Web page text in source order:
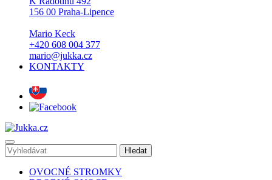
156 00 Praha-Lipence
Mario Keck
+420 608 004 377
mario@jukka.cz
KONTAKTY
OVOCNÉ STROMKY